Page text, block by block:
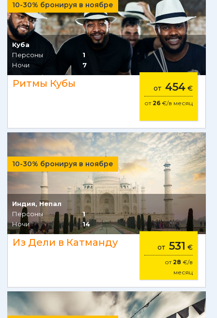
10-30% бронируя в ноябре
Куба
Персоны
1
Ночи
7
Ритмы Кубы от 454€
от26€/в месяц
10-30% бронируя в ноябре
Индия, Непал
Персоны
1
Ночи
14
Из Дели в Катманду от 531 €
от28 €/в
месяц